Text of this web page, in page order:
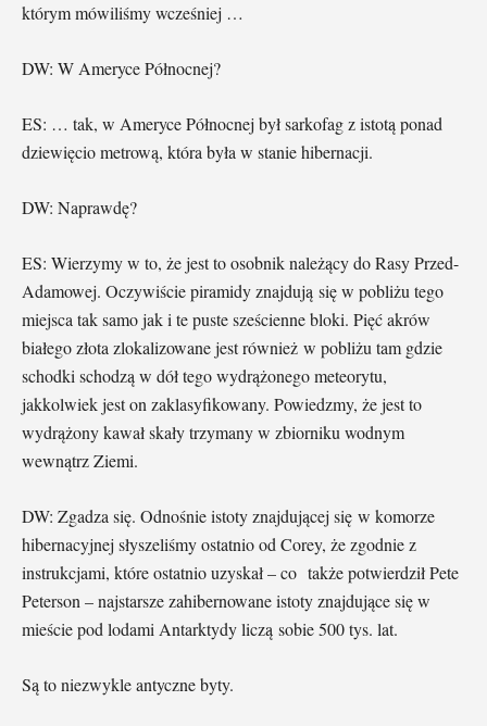
którym mówiliśmy wcześniej …
DW: W Ameryce Północnej?
ES: … tak, w Ameryce Północnej był sarkofag z istotą ponad
dziewięcio metrową, która była w stanie hibernacji.
DW: Naprawdę?
ES: Wierzymy w to, że jest to osobnik należący do Rasy Przed-
Adamowej. Oczywiście piramidy znajdują się w pobliżu tego
miejsca tak samo jak i te puste sześcienne bloki. Pięć akrów
białego złota zlokalizowane jest również w pobliżu tam gdzie
schodki schodzą w dół tego wydrążonego meteorytu,
jakkolwiek jest on zaklasyfikowany. Powiedzmy, że jest to
wydrążony kawał skały trzymany w zbiorniku wodnym
wewnątrz Ziemi.
DW: Zgadza się. Odnośnie istoty znajdującej się w komorze
hibernacyjnej słyszeliśmy ostatnio od Corey, że zgodnie z
instrukcjami, które ostatnio uzyskał – co także potwierdził Pete
Peterson – najstarsze zahibernowane istoty znajdujące się w
mieście pod lodami Antarktydy liczą sobie 500 tys. lat.
Są to niezwykle antyczne byty.